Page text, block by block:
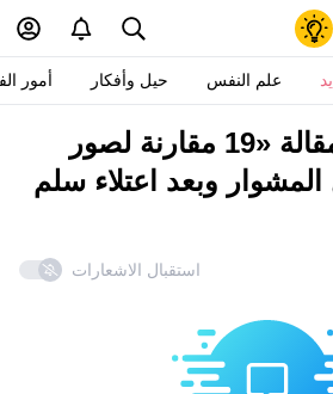
علم النفس حيل وأفكار أمور
التعليقات على مقالة «19 مقارنة لصور
وبعد اعتلاء سلم
استقبال الاشعارات